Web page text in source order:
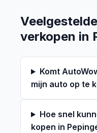
verkopen in
Komt
mijn auto op te
Hoe snel
kopen in